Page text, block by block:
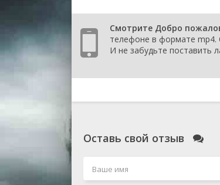
Смотрите Добро
телефоне в формате mp4.
И не забудьте поставить
Оставь свой отзыв